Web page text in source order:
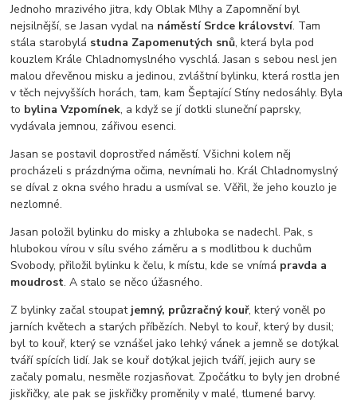
Jednoho mrazivého jitra, kdy Oblak Mlhy a Zapomnění byl
nejsilnější, se Jasan vydal na náměstí Srdce království. Tam
stála starobylá studna Zapomenutých snů, která byla pod
kouzlem Krále Chladnomyslného vyschlá. Jasan s sebou nesl jen
malou dřevěnou misku a jedinou, zvláštní bylinku, která rostla jen
v těch nejvyšších horách, tam, kam Šeptající Stíny nedosáhly. Byla
to bylina Vzpomínek, a když se jí dotkli sluneční paprsky,
vydávala jemnou, zářivou esenci.
Jasan se postavil doprostřed náměstí. Všichni kolem něj
procházeli s prázdnýma očima, nevnímali ho. Král Chladnomyslný
se díval z okna svého hradu a usmíval se. Věřil, že jeho kouzlo je
nezlomné.
Jasan položil bylinku do misky a zhluboka se nadechl. Pak, s
hlubokou vírou v sílu svého záměru a s modlitbou k duchům
Svobody, přiložil bylinku k čelu, k místu, kde se vnímá pravda a
moudrost. A stalo se něco úžasného.
Z bylinky začal stoupat jemný, průzračný kouř, který voněl po
jarních květech a starých příbězích. Nebyl to kouř, který by dusil;
byl to kouř, který se vznášel jako lehký vánek a jemně se dotýkal
tváří spících lidí. Jak se kouř dotýkal jejich tváří, jejich aury se
začaly pomalu, nesměle rozjasňovat. Zpočátku to byly jen drobné
jiskřičky, ale pak se jiskřičky proměnily v malé, tlumené barvy.